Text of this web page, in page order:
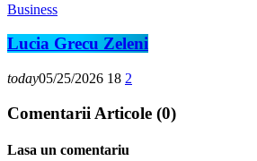
Business
Lucia Grecu Zeleni
today05/25/2026 18 2
Comentarii Articole (0)
Lasa un comentariu